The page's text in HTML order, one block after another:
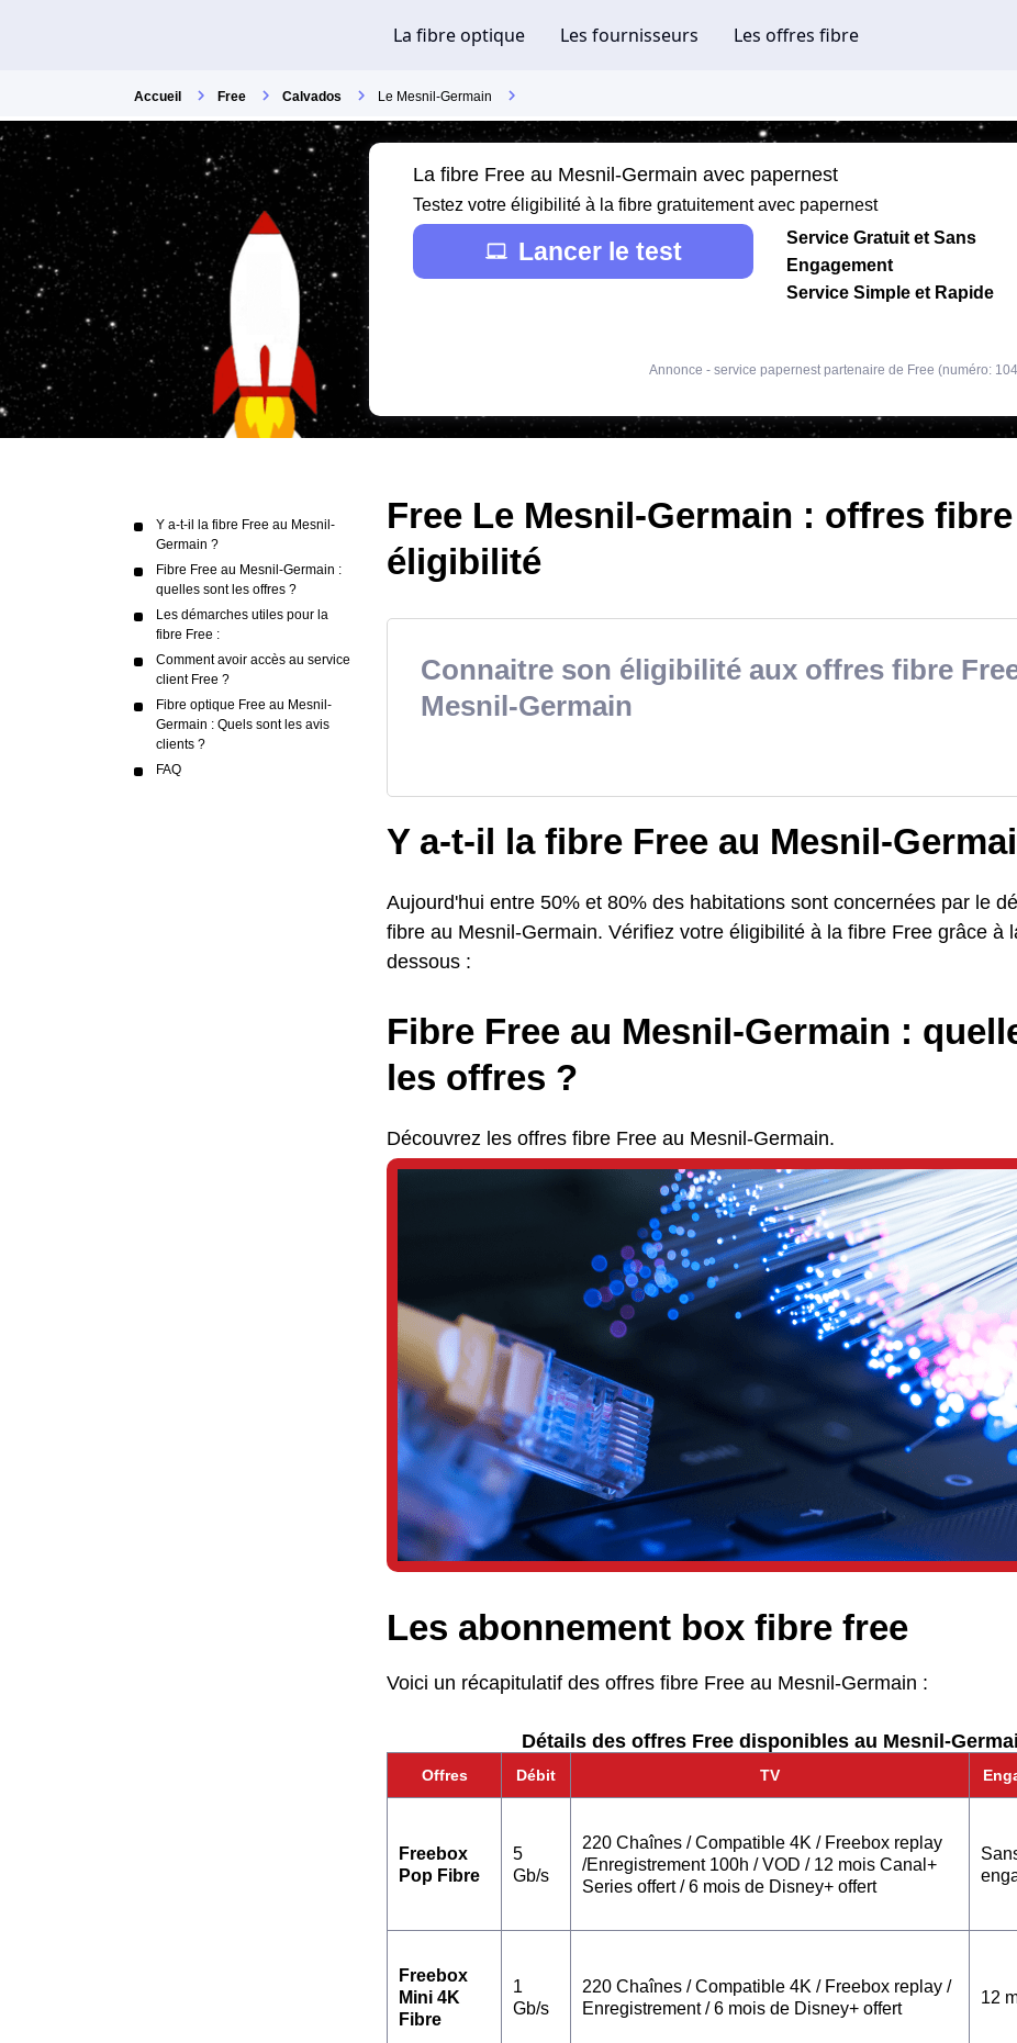
Accueil Free Calvados Le Mesnil-Germain
La fibre Free au Mesnil-Germain avec papernest
Testez votre éligibilité à la fibre gratuitement avec papernest
Lancer le test
Service Gratuit et Sans
Engagement
Service Simple et Rapide
Annonce - service papernest partenaire de Free (numéro:
Y a-t-il la fibre Free au Mesnil-
Germain ?
Fibre Free au Mesnil-Germain :
quelles sont les offres ?
Les démarches utiles pour la
fibre Free :
Comment avoir accès au service
client Free ?
Fibre optique Free au Mesnil-
Germain : Quels sont les avis
clients ?
FAQ
Free Le Mesnil-Germain : offres
éligibilité
Connaitre son éligibilité aux offres fibre
Mesnil-Germain
Y a-t-il la fibre Free au Mesnil-
Aujourd'hui entre 50% et 80% des habitations sont concernées par le
fibre au Mesnil-Germain. Vérifiez votre éligibilité à la fibre Free grâce à
dessous :
Fibre Free au Mesnil-Germain :
les offres ?
Découvrez les offres fibre Free au Mesnil-Germain.
Les abonnement box fibre free
Voici un récapitulatif des offres fibre Free au Mesnil-Germain :
Détails des offres Free disponibles au Mesnil-
Offres Débit TV
Freebox
Pop Fibre
5
Gb/s
220 Chaînes / Compatible 4K / Freebox replay
/Enregistrement 100h / VOD / 12 mois Canal+
Series offert / 6 mois de Disney+ offert
Freebox
Mini 4K
Fibre
1
Gb/s
220 Chaînes / Compatible 4K / Freebox replay /
Enregistrement / 6 mois de Disney+ offert
12